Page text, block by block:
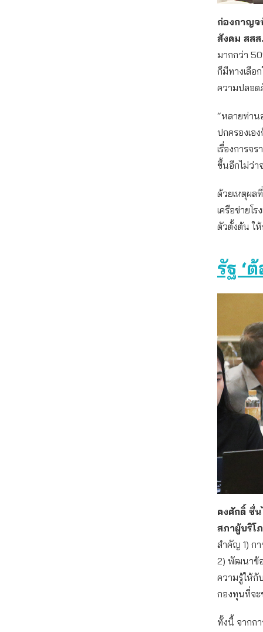
ก่องกาญจ
สังคม สสส.
มากกว่า
ก็มีทางเลือ
ความปลอด
“หลายท่าน
ปกครองเอ
เรื่องการจ
ขึ้นอีกไม่ว่า
ด้วยเหตุผล
เครือข่ายโ
ตัวตั้งต้น ให้
รัฐ ‘
คงศักดิ์ ชื่
สภาผู้บริโ
สําคัญ 1) ก
2) พัฒนาข้อ
ความรู้ให้กั
กองทุนที่จะ
ทั้งนี้ จากก